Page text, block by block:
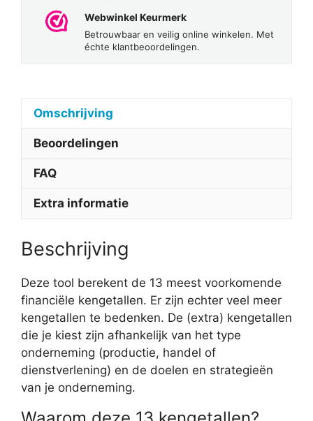
Webwinkel Keurmerk
Betrouwbaar en veilig online winkelen. Met
échte klantbeoordelingen.
Omschrijving
Beoordelingen
FAQ
Extra informatie
Beschrijving
Deze tool berekent de 13 meest voorkomende
financiële kengetallen. Er zijn echter veel meer
kengetallen te bedenken. De (extra) kengetallen
die je kiest zijn afhankelijk van het type
onderneming (productie, handel of
dienstverlening) en de doelen en strategieën
van je onderneming.